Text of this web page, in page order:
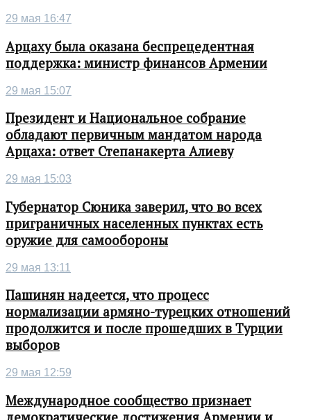
29 мая 16:47
Арцаху была оказана беспрецедентная
поддержка: министр финансов Армении
29 мая 15:07
Президент и Национальное собрание
обладают первичным мандатом народа
Арцаха: ответ Степанакерта Алиеву
29 мая 15:03
Губернатор Сюника заверил, что во всех
приграничных населенных пунктах есть
оружие для самообороны
29 мая 13:11
Пашинян надеется, что процесс
нормализации армяно-турецких отношений
продолжится и после прошедших в Турции
выборов
29 мая 12:59
Международное сообщество признает